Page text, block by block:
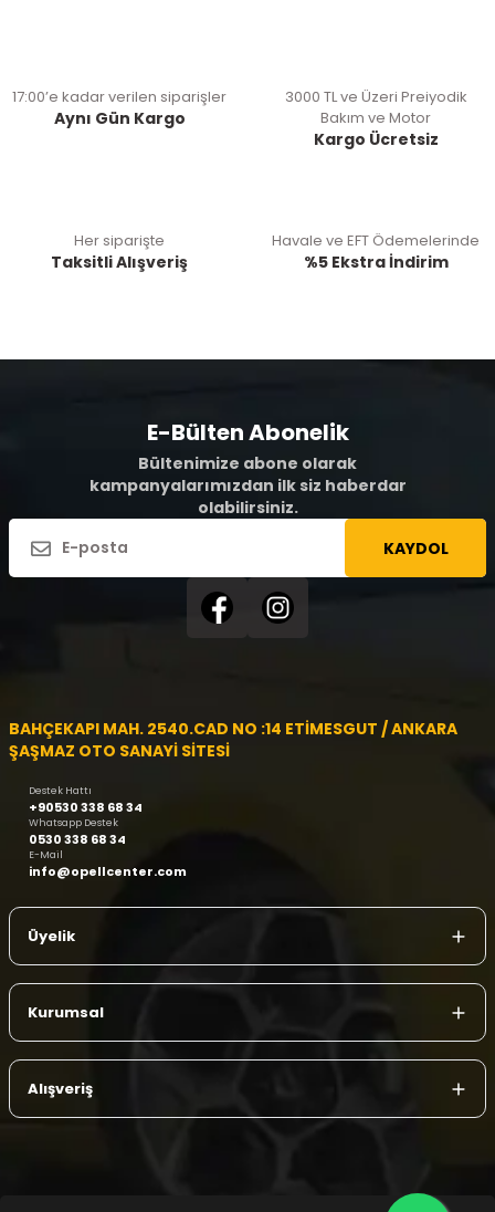
17:00’e kadar verilen siparişler
Aynı Gün Kargo
3000 TL ve Üzeri Preiyodik
Bakım ve Motor
Kargo Ücretsiz
Her siparişte
Taksitli Alışveriş
Havale ve EFT Ödemelerinde
%5 Ekstra İndirim
E-Bülten Abonelik
Bültenimize abone olarak
kampanyalarımızdan ilk siz haberdar
olabilirsiniz.
KAYDOL
BAHÇEKAPI MAH. 2540.CAD NO :14 ETİMESGUT / ANKARA
ŞAŞMAZ OTO SANAYİ SİTESİ
Destek Hattı
+90530 338 68 34
Whatsapp Destek
0530 338 68 34
E-Mail
info@opellcenter.com
Üyelik
Kurumsal
Alışveriş